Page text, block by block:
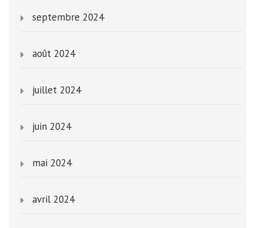
septembre 2024
août 2024
juillet 2024
juin 2024
mai 2024
avril 2024